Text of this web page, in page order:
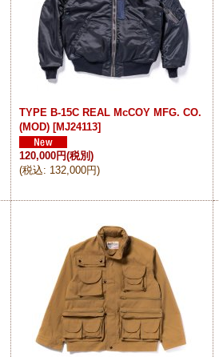
TYPE B-15C REAL McCOY MFG. CO.
(MOD) [MJ24113]
120,000円(税別)
(税込: 132,000円)